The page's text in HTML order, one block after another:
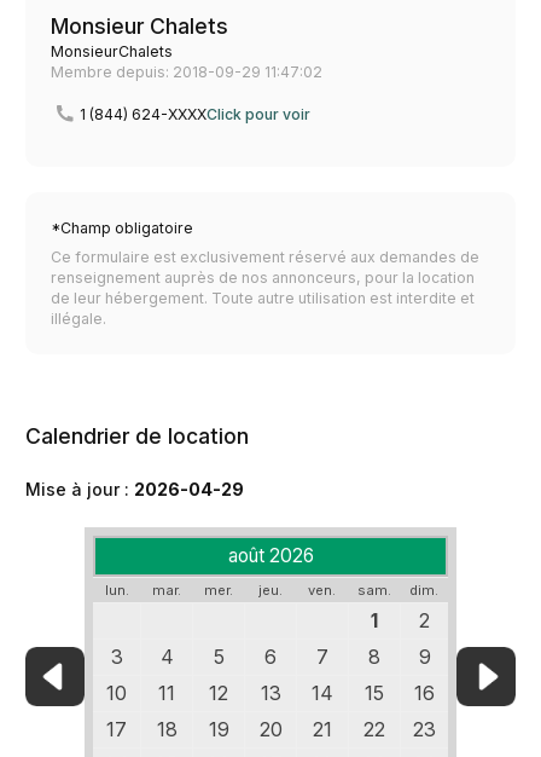
Monsieur Chalets
MonsieurChalets
Membre depuis: 2018-09-29 11:47:02
1 (844) 624-XXXXClick pour voir
*Champ obligatoire
Ce formulaire est exclusivement réservé aux demandes de
renseignement auprès de nos annonceurs, pour la location
de leur hébergement. Toute autre utilisation est interdite et
illégale.
Calendrier de location
Mise à jour : 2026-04-29
août 2026
lun. mar. mer. jeu. ven. sam. dim.
1
2
3
4 5 6 7 8
9
10
11 12 13 14 15
16
17
18 19 20 21 22
23